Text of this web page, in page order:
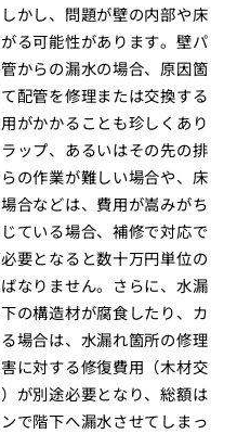
かし、問題が壁の内部や床
る可能性があります。壁パ
からの漏水の場合、原因箇
配管を修理または交換する
がかかることも珍しくあり
ップ、あるいはその先の排
の作業が難しい場合や、床
合などは、費用が嵩みがち
ている場合、補修で対応で
要となると数十万円単位の
なりません。さらに、水漏
の構造材が腐食したり、カ
場合は、水漏れ箇所の修理
に対する修復費用（木材交
が別途必要となり、総額は
で階下へ漏水させてしまっ